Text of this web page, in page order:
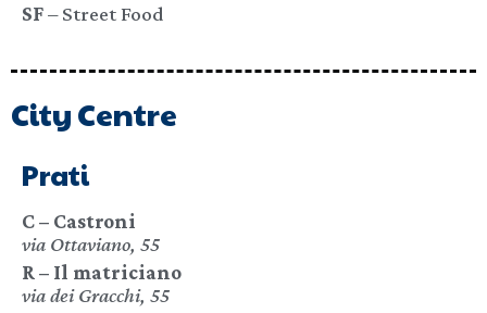
SF– Street Food
City Centre
Prati
C – Castroni
via Ottaviano, 55
R – Il matriciano
via dei Gracchi, 55